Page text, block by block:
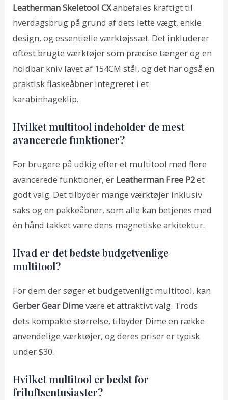
Leatherman Skeletool CXanbefales kraftigt til
hverdagsbrug på grund af dets lette vægt, enkle
design, og essentielle værktøjssæt. Det inkluderer
oftest brugte værktøjer som præcise tænger og en
holdbar kniv lavet af 154CM stål, og det har også en
praktisk flaskeåbner integreret i et
karabinhageklip.
Hvilket multitool indeholder de mest
avancerede funktioner?
For brugere på udkig efter et multitool med flere
avancerede funktioner, er Leatherman Free P2et
godt valg. Det tilbyder mange værktøjer inklusiv
saks og en pakkeåbner, som alle kan betjenes med
én hånd takket være dens magnetiske arkitektur.
Hvad er det bedste budgetvenlige
multitool?
For dem der søger et budgetvenligt multitool, kan
Gerber Gear Dimevære et attraktivt valg. Trods
dets kompakte størrelse, tilbyder Dime en række
anvendelige værktøjer, og deres priser er typisk
under $30.
Hvilket multitool er bedst for
friluftsentusiaster?